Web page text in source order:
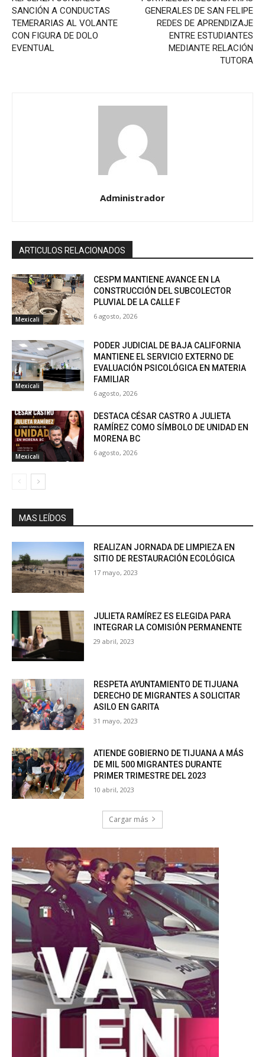
SANCIÓN A CONDUCTAS
TEMERARIAS AL VOLANTE
CON FIGURA DE DOLO
EVENTUAL
GENERALES DE SAN FELIPE
REDES DE APRENDIZAJE
ENTRE ESTUDIANTES
MEDIANTE RELACIÓN
TUTORA
Administrador
ARTICULOS RELACIONADOS
Mexicali
CESPM MANTIENE AVANCE EN LA
CONSTRUCCIÓN DEL SUBCOLECTOR
PLUVIAL DE LA CALLE F
6 agosto, 2026
Mexicali
PODER JUDICIAL DE BAJA CALIFORNIA
MANTIENE EL SERVICIO EXTERNO DE
EVALUACIÓN PSICOLÓGICA EN MATERIA
FAMILIAR
6 agosto, 2026
Mexicali
DESTACA CÉSAR CASTRO A JULIETA
RAMÍREZ COMO SÍMBOLO DE UNIDAD EN
MORENA BC
6 agosto, 2026
MAS LEÍDOS
REALIZAN JORNADA DE LIMPIEZA EN
SITIO DE RESTAURACIÓN ECOLÓGICA
17 mayo, 2023
JULIETA RAMÍREZ ES ELEGIDA PARA
INTEGRAR LA COMISIÓN PERMANENTE
29 abril, 2023
RESPETA AYUNTAMIENTO DE TIJUANA
DERECHO DE MIGRANTES A SOLICITAR
ASILO EN GARITA
31 mayo, 2023
ATIENDE GOBIERNO DE TIJUANA A MÁS
DE MIL 500 MIGRANTES DURANTE
PRIMER TRIMESTRE DEL 2023
10 abril, 2023
Cargar más